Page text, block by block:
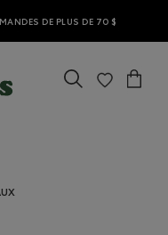
DE PLUS DE 70 $